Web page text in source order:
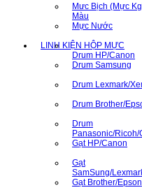
Mưc Bịch (Mực
Màu
Mực Nước
LINH KIỆN HỘP MỰC
Drum HP/Canon
Drum Samsung
Drum Lexmark/
Drum Brother/
Drum
Panasonic/Ricoh/
Gạt HP/Canon
Gạt
SamSung/
Gạt Brother/Epson